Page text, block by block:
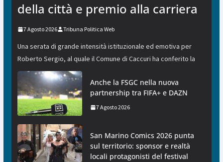
della città e premio alla carriera
7 Agosto 2026 Tribuna Politica Web
Una serata di grande intensità istituzionale ed emotiva per
Roberto Sergio, al quale il Comune di Caccuri ha conferito la
Anche la FSGC nella nuova
partnership tra FIFA+ e DAZN
7 Agosto 2026
San Marino Comics 2026 punta
sul territorio: sponsor e realtà
locali protagonisti del festival